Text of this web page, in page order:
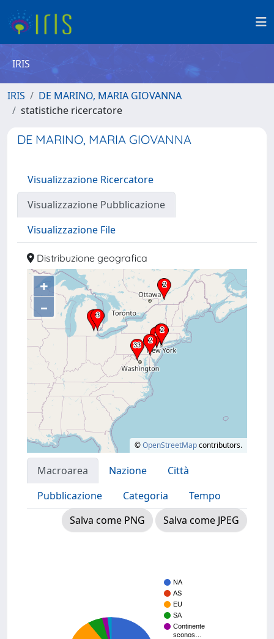
IRIS
IRIS
DE MARINO, MARIA GIOVANNA
statistiche ricercatore
DE MARINO, MARIA GIOVANNA
Visualizzazione Ricercatore
Visualizzazione Pubblicazione
Visualizzazione File
Distribuzione geografica
+
–
©OpenStreetMapcontributors.
Macroarea Nazione
Città
Pubblicazione
Categoria
Tempo
Salva come PNG
Salva come JPEG
NA
AS
EU
SA
Continente
sconos…